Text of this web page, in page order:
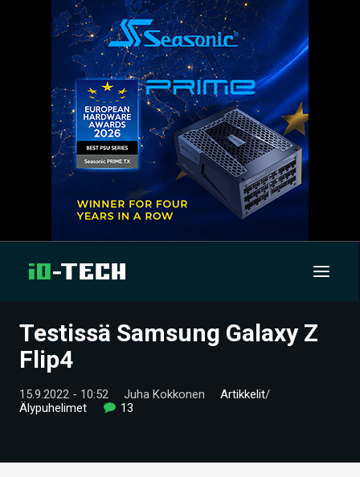
UUTISET
VIDEOT
Testissä Samsung Galaxy Z
Flip4
15.9.2022 - 10:52 Juha Kokkonen Artikkelit/
Älypuhelimet
13